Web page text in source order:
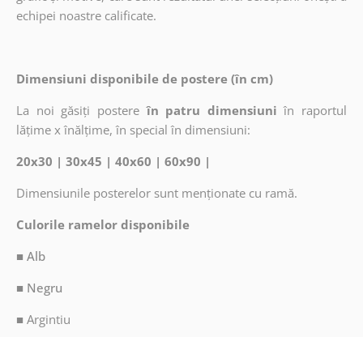
echipei noastre calificate.
Dimensiuni disponibile de postere (în cm)
La noi găsiți postere în patru dimensiuni în raportul
lățime x înălțime, în special în dimensiuni:
20x30 | 30x45 | 40x60 | 60x90 |
Dimensiunile posterelor sunt menționate cu ramă.
Culorile ramelor disponibile
■ Alb
■ Negru
■ Argintiu